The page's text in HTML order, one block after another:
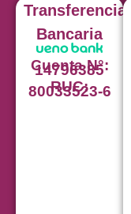
Transferencia
Bancaria
Cuenta N°:
14796385
RUC:
80033523-6